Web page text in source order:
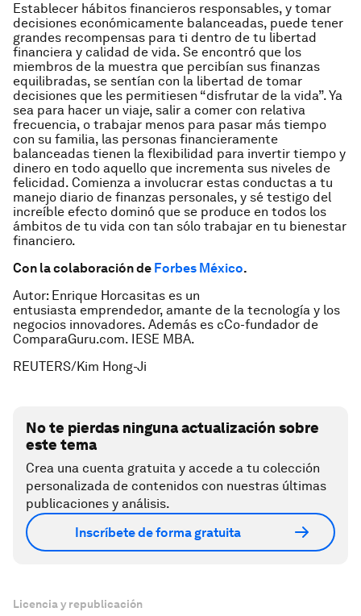
Establecer hábitos financieros responsables, y tomar
decisiones económicamente balanceadas, puede tener
grandes recompensas para ti dentro de tu libertad
financiera y calidad de vida. Se encontró que los
miembros de la muestra que percibían sus finanzas
equilibradas, se sentían con la libertad de tomar
decisiones que les permitiesen “disfrutar de la vida”. Ya
sea para hacer un viaje, salir a comer con relativa
frecuencia, o trabajar menos para pasar más tiempo
con su familia, las personas financieramente
balanceadas tienen la flexibilidad para invertir tiempo y
dinero en todo aquello que incrementa sus niveles de
felicidad. Comienza a involucrar estas conductas a tu
manejo diario de finanzas personales, y sé testigo del
increíble efecto dominó que se produce en todos los
ámbitos de tu vida con tan sólo trabajar en tu bienestar
financiero.
Con la colaboración de Forbes México.
Autor: Enrique Horcasitas es un
entusiasta emprendedor, amante de la tecnología y los
negocios innovadores. Además es cCo-fundador de
ComparaGuru.com. IESE MBA.
REUTERS/Kim Hong-Ji
No te pierdas ninguna actualización sobre
este tema
Crea una cuenta gratuita y accede a tu colección
personalizada de contenidos con nuestras últimas
publicaciones y análisis.
Inscríbete de forma gratuita
Licencia y republicación